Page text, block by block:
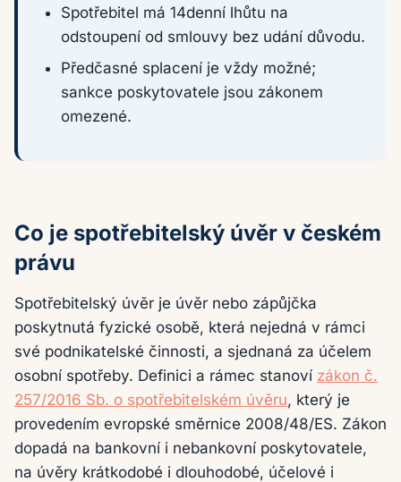
Spotřebitel má 14denní lhůtu na
odstoupení od smlouvy bez udání důvodu.
Předčasné splacení je vždy možné;
sankce poskytovatele jsou zákonem
omezené.
Co je spotřebitelský úvěr v českém
právu
Spotřebitelský úvěr je úvěr nebo zápůjčka
poskytnutá fyzické osobě, která nejedná v rámci
své podnikatelské činnosti, a sjednaná za účelem
osobní spotřeby. Definici a rámec stanoví zákon č.
257/2016 Sb. o spotřebitelském úvěru, který je
provedením evropské směrnice 2008/48/ES. Zákon
dopadá na bankovní i nebankovní poskytovatele,
na úvěry krátkodobé i dlouhodobé, účelové i